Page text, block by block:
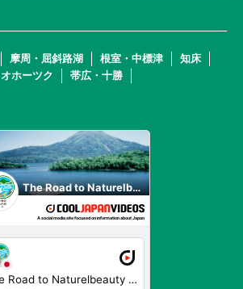
摩周・屈斜路湖 根室・中標津
知床
オホーツク
帯広・十勝